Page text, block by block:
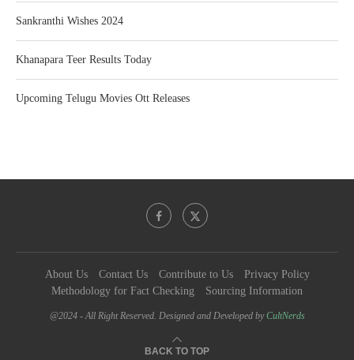
Sankranthi Wishes 2024
Khanapara Teer Results Today
Upcoming Telugu Movies Ott Releases
About Us Contact Us Contribute to Us
Privacy Policy
Methodology for Fact Checking
Sourcing Information
@2024 - All Right Reserved. Designed and Developed byCultNerds
BACK TO TOP